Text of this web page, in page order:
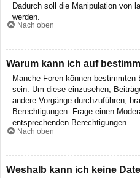
Dadurch soll die Manipulation von
werden.
Nach oben
Warum kann ich auf
Manche Foren können bestimmten
sein. Um diese einzusehen,
andere Vorgänge durchzuführen,
Berechtigungen. Frage einen
entsprechenden Berechtigungen.
Nach oben
Weshalb kann ich keine